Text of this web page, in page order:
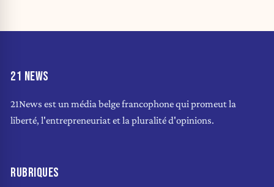
21 NEWS
21News est un média belge francophone qui promeut la
liberté, l'entrepreneuriat et la pluralité d'opinions.
RUBRIQUES